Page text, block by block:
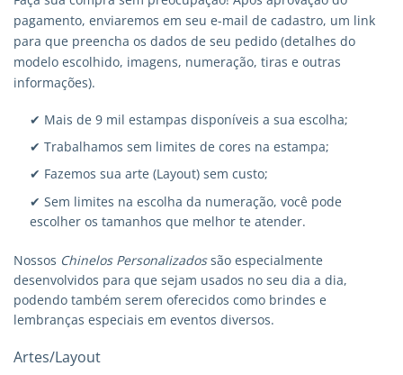
pagamento, enviaremos em seu e-mail de cadastro, um link
para que preencha os dados de seu pedido (detalhes do
modelo escolhido, imagens, numeração, tiras e outras
informações).
✔ Mais de 9 mil estampas disponíveis a sua escolha;
✔ Trabalhamos sem limites de cores na estampa;
✔ Fazemos sua arte (Layout) sem custo;
✔ Sem limites na escolha da numeração, você pode
escolher os tamanhos que melhor te atender.
Nossos Chinelos Personalizadossão especialmente
desenvolvidos para que sejam usados no seu dia a dia,
podendo também serem oferecidos como brindes e
lembranças especiais em eventos diversos.
Artes/Layout